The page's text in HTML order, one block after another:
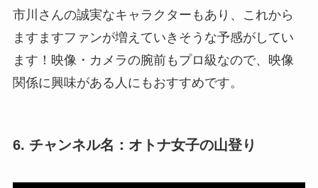
市川さんの誠実なキャラクターもあり、これから
ますますファンが増えていきそうな予感がしてい
ます！映像・カメラの腕前もプロ級なので、映像
関係に興味がある人にもおすすめです。
6. チャンネル名：オトナ女子の山登り